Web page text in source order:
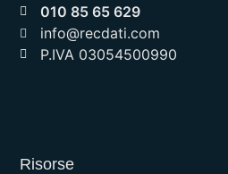
Risorse
010 85 65 629
info@recdati.com
P.IVA 03054500990